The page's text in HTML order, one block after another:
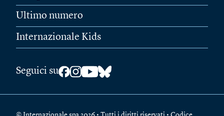
Ultimo numero
Internazionale Kids
Seguici su